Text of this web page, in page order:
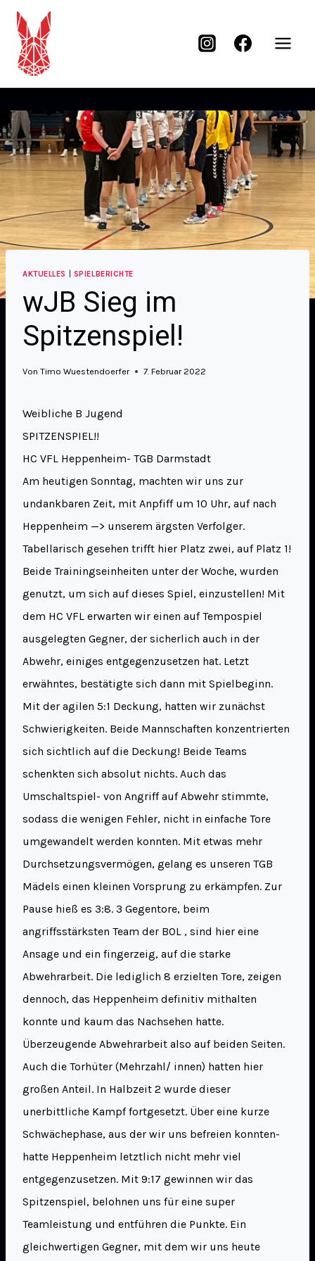
AKTUELLES SPIELBERICHTE
wJB Sieg im
Spitzenspiel!
Von Timo Wuestendoerfer 7. Februar 2022
Weibliche B Jugend
SPITZENSPIEL!!
HC VFL Heppenheim- TGB Darmstadt
Am heutigen Sonntag, machten wir uns zur
undankbaren Zeit, mit Anpfiff um 10 Uhr, auf nach
Heppenheim —> unserem ärgsten Verfolger.
Tabellarisch gesehen trifft hier Platz zwei, auf Platz 1!
Beide Trainingseinheiten unter der Woche, wurden
genutzt, um sich auf dieses Spiel, einzustellen! Mit
dem HC VFL erwarten wir einen auf Tempospiel
ausgelegten Gegner, der sicherlich auch in der
Abwehr, einiges entgegenzusetzen hat. Letzt
erwähntes, bestätigte sich dann mit Spielbeginn.
Mit der agilen 5:1 Deckung, hatten wir zunächst
Schwierigkeiten. Beide Mannschaften konzentrierten
sich sichtlich auf die Deckung! Beide Teams
schenkten sich absolut nichts. Auch das
Umschaltspiel- von Angriff auf Abwehr stimmte,
sodass die wenigen Fehler, nicht in einfache Tore
umgewandelt werden konnten. Mit etwas mehr
Durchsetzungsvermögen, gelang es unseren TGB
Mädels einen kleinen Vorsprung zu erkämpfen. Zur
Pause hieß es 3:8. 3 Gegentore, beim
angriffsstärksten Team der BOL , sind hier eine
Ansage und ein fingerzeig, auf die starke
Abwehrarbeit. Die lediglich 8 erzielten Tore, zeigen
dennoch, das Heppenheim definitiv mithalten
konnte und kaum das Nachsehen hatte.
Überzeugende Abwehrarbeit also auf beiden Seiten.
Auch die Torhüter (Mehrzahl/ innen) hatten hier
großen Anteil. In Halbzeit 2 wurde dieser
unerbittliche Kampf fortgesetzt. Über eine kurze
Schwächephase, aus der wir uns befreien konnten-
hatte Heppenheim letztlich nicht mehr viel
entgegenzusetzen. Mit 9:17 gewinnen wir das
Spitzenspiel, belohnen uns für eine super
Teamleistung und entführen die Punkte. Ein
gleichwertigen Gegner, mit dem wir uns heute